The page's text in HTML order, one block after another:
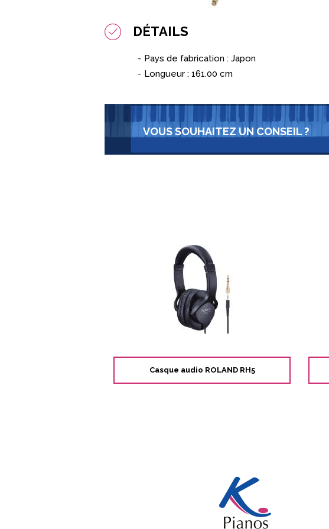
DÉTAILS
Pays de fabrication : Japon
Longueur : 161.00 cm
VOUS SOUHAITEZ UN CONSEIL ?
Casque audio ROLAND RH5